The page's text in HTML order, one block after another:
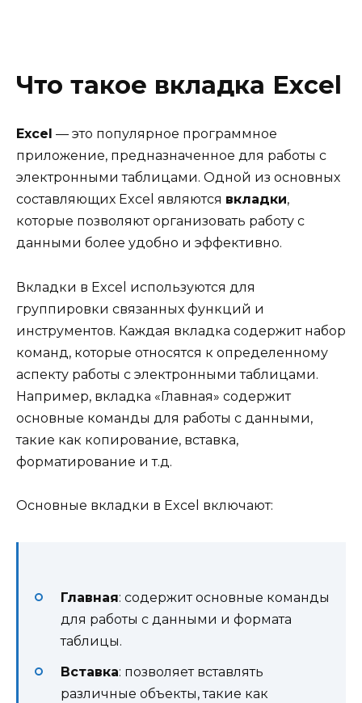
Что такое вкладка Excel
Excel — это популярное программное
приложение, предназначенное для работы с
электронными таблицами. Одной из основных
составляющих Excel являются вкладки,
которые позволяют организовать работу с
данными более удобно и эффективно.
Вкладки в Excel используются для
группировки связанных функций и
инструментов. Каждая вкладка содержит набор
команд, которые относятся к определенному
аспекту работы с электронными таблицами.
Например, вкладка «Главная» содержит
основные команды для работы с данными,
такие как копирование, вставка,
форматирование и т.д.
Основные вкладки в Excel включают:
Главная: содержит основные команды
для работы с данными и формата
таблицы.
Вставка: позволяет вставлять
различные объекты, такие как